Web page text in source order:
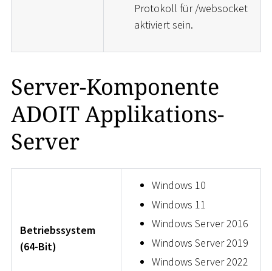
Protokoll für /websocket
aktiviert sein.
Server-Komponente
ADOIT Applikations-
Server
Betriebssystem
(64-Bit)
Windows 10
Windows 11
Windows Server 2016
Windows Server 2019
Windows Server 2022